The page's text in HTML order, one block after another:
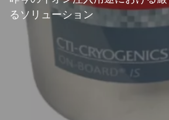
るソリューション